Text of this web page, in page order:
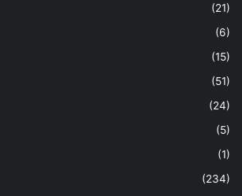
(21)
(6)
(15)
(51)
(24)
(5)
(1)
(234)